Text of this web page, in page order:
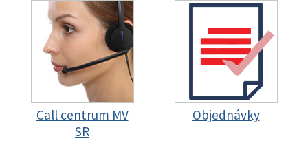
Call centrum MV
SR
Objednávky